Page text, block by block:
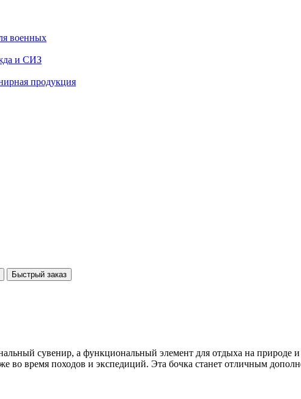
военных
и СИЗ
продукция
Быстрый заказ
сувенир, а функциональный элемент для отдыха на природе
во время походов и экспедиций. Эта бочка станет отличным